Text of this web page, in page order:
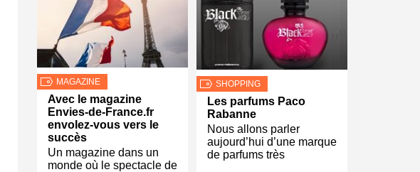
MAGAZINE
Avec le magazine
Envies-de-France.fr
envolez-vous vers le
succès
Un magazine dans un
monde où le spectacle de
SHOPPING
Les parfums Paco
Rabanne
Nous allons parler
aujourd’hui d’une marque
de parfums très